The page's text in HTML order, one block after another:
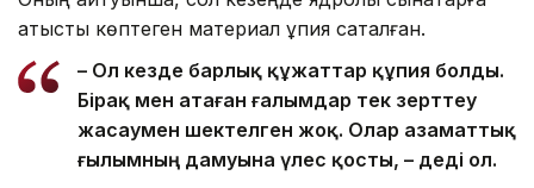
қатысты көптеген материал құпия сақталған.
– Ол кезде барлық құжаттар құпия болды.
Бірақ мен атаған ғалымдар тек зерттеу
жасаумен шектелген жоқ. Олар азаматтық
ғылымның дамуына үлес қосты, – деді ол.